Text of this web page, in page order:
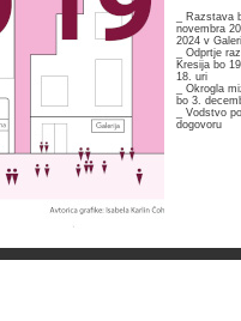
_ Razstava
novembra
2024 v
_ Odprtje
Kresija bo
18. uri
_ Okrogla
bo 3.
_ Vodstvo
dogovoru